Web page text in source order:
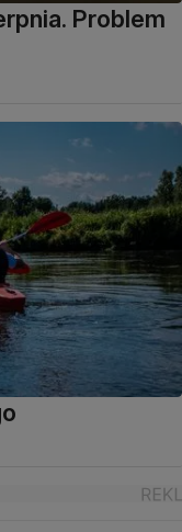
Problem